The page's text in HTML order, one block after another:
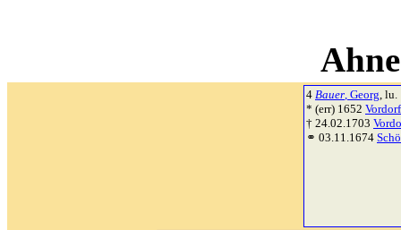
4 Bauer, Georg, lu.
* (err) 1652
† 24.02.1703
⚭ 03.11.1674